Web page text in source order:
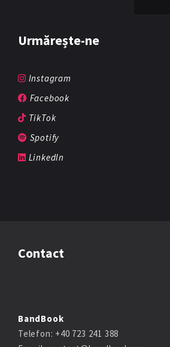
Urmărește-ne
Instagram
Facebook
TikTok
Spotify
LinkedIn
Contact
BandBook
Telefon: +40 723 241 388